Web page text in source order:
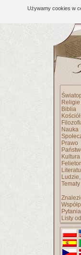
Używamy cookies w
Biblia
Nauka
Prawo
Kultura
Listy